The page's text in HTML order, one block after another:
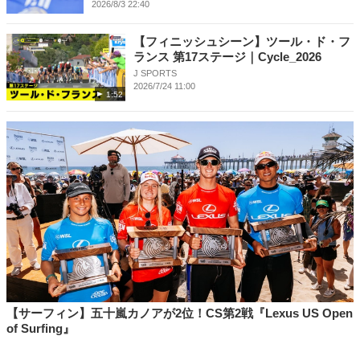
2026/8/3 22:40
1:52
【フィニッシュシーン】ツール・ド・フ
ランス 第17ステージ｜Cycle_2026
J SPORTS
2026/7/24 11:00
【サーフィン】五十嵐カノアが2位！CS第2戦『Lexus US Open
of Surfing』